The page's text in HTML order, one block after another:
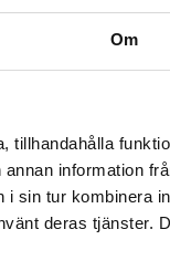
Om
tillhandahålla
information
sin tur kombinera
deras tjänster.
Pehmolelu